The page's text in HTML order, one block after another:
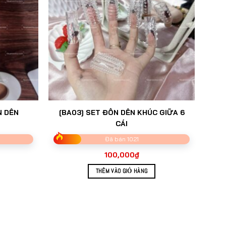
DÊN
[BA03] SET ĐÔN DÊN KHÚC GIỮA 6
CÁI
Đã bán 1021
100,000₫
THÊM VÀO GIỎ HÀNG